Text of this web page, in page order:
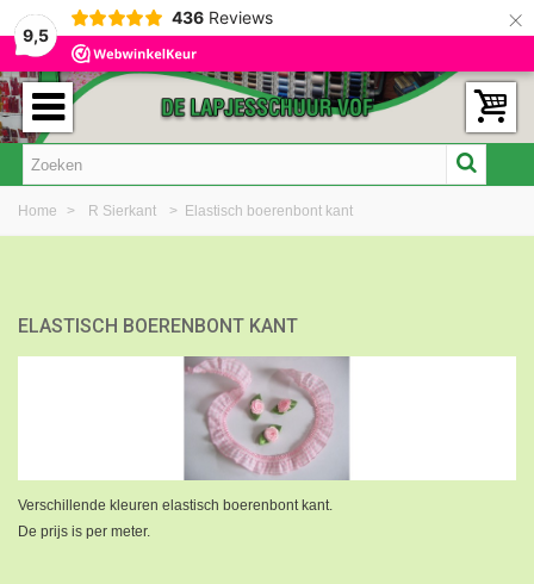
9,5
436 Reviews ×
Home > R Sierkant > Elastisch boerenbont kant
ELASTISCH BOERENBONT KANT
Verschillende kleuren elastisch boerenbont kant.
De prijs is per meter.